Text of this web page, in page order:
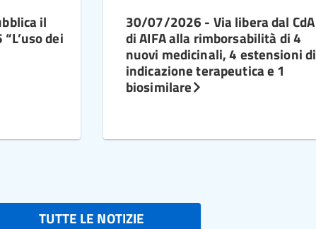
il
dei
30/07/2026 - Via libera dal CdA
di AIFA alla rimborsabilità di 4
nuovi medicinali, 4 estensioni di
indicazione terapeutica e 1
biosimilare
TUTTE LE NOTIZIE